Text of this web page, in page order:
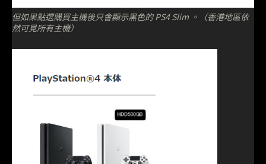
但如果點選購買主機後只會顯示黑色的 PS4 Slim 。（香港地區依
然可見所有主機）